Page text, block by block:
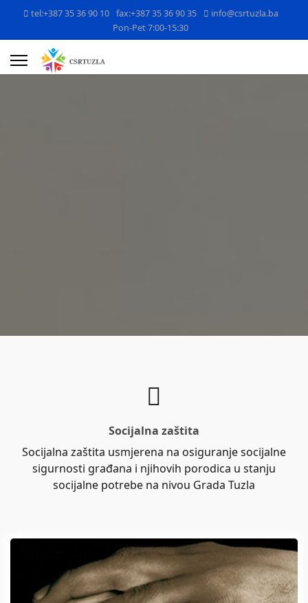
tel:+387 35 36 90 10 fax:+387 35 36 90 35
info@csrtuzla.ba
Pon-Pet 7:00-15:30
Socijalna zaštita
Socijalna zaštita usmjerena na osiguranje socijalne
sigurnosti građana i njihovih porodica u stanju
socijalne potrebe na nivou Grada Tuzla